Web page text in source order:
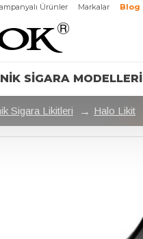
Ürünler Markalar Blog
SIGARA MODELLERI
Sigara Likitleri Halo Likit